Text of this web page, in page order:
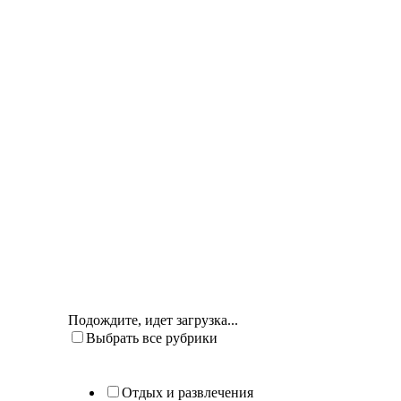
Подождите, идет загрузка...
Выбрать все рубрики
Отдых и развлечения